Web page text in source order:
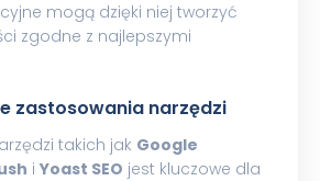
mogą dzięki niej tworzyć
zgodne z najlepszymi
zastosowania narzędzi
takich jak Google
i Yoast SEO jest kluczowe dla